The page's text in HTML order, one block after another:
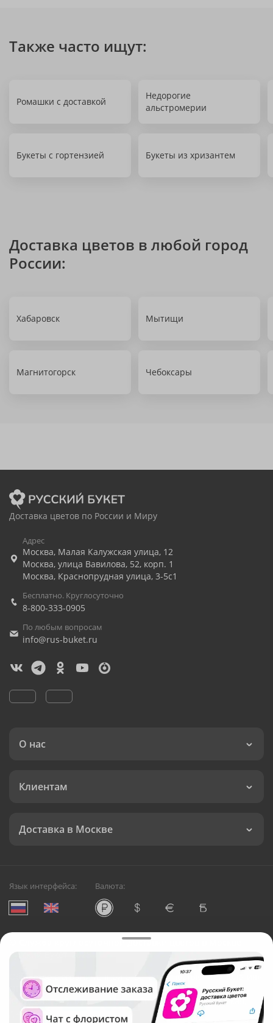
Также часто ищут:
Ромашки с доставкой
Недорогие
альстромерии
Букеты с гортензией Букеты из хризантем
Доставка цветов в любой город
России:
Хабаровск Мытищи
Магнитогорск Чебоксары
Доставка цветов по России и Миру
Адрес
Москва, Малая Калужская улица, 12
Москва, улица Вавилова, 52, корп. 1
Москва, Краснопрудная улица, 3-5с1
Бесплатно. Круглосуточно
8-800-333-0905
По любым вопросам
info@rus-buket.ru
О нас
Клиентам
Доставка в Москве
Язык интерфейса: Валюта:
Служба круглосуточной доставки цветов в Москве
Русский Букет, 2026
Общество с ограниченной ответственностью «Технология»
ОГРН: 1195476081745, ИНН: 5410081997
Юридический адрес: г. Новосибирск, ул. Ипподромская,
д.42, оф. 3